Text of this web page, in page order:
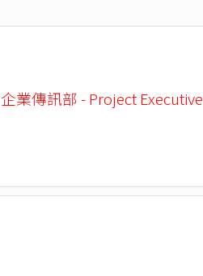
企業傳訊部 - Project Executive